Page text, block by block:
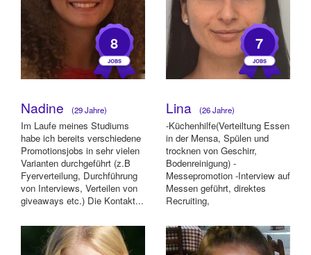
8
Nadine (29 Jahre)
Im Laufe meines Studiums
habe ich bereits verschiedene
Promotionsjobs in sehr vielen
Varianten durchgeführt (z.B
Fyerverteilung, Durchführung
von Interviews, Verteilen von
giveaways etc.) Die Kontakt...
7
Lina (26 Jahre)
-Küchenhilfe(Verteiltung Essen
in der Mensa, Spülen und
trocknen von Geschirr,
Bodenreinigung) -
Messepromotion -Interview auf
Messen geführt, direktes
Recruiting,